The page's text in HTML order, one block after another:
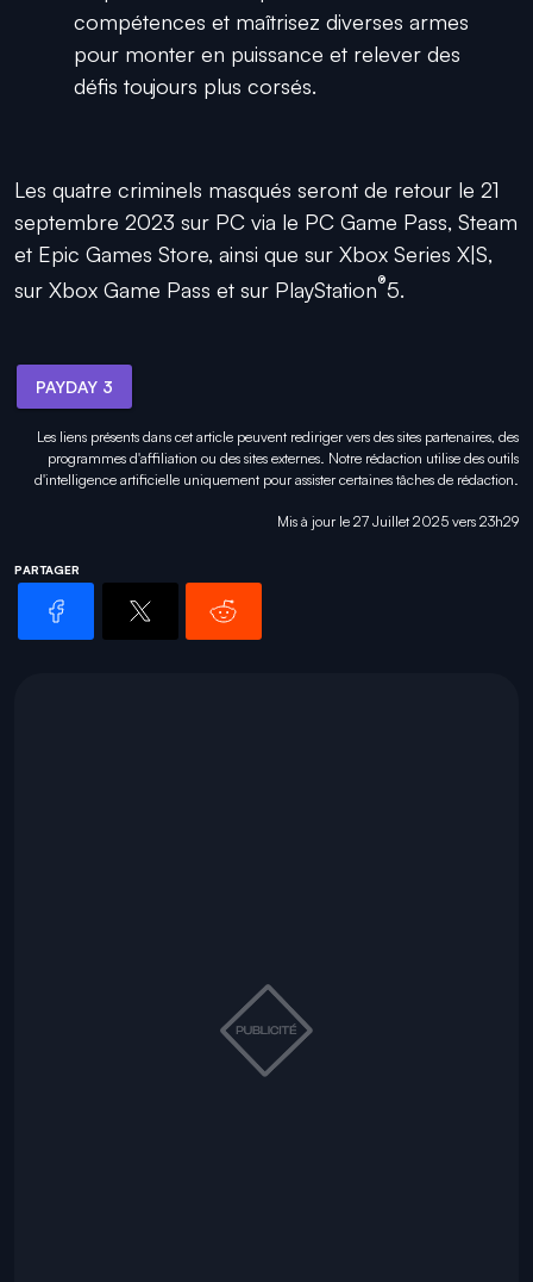
compétences et maîtrisez diverses armes
pour monter en puissance et relever des
défis toujours plus corsés.
Les quatre criminels masqués seront de retour le 21
septembre 2023 sur PC via le PC Game Pass, Steam
et Epic Games Store, ainsi que sur Xbox Series X|S,
sur Xbox Game Pass et sur PlayStation®5.
PAYDAY 3
Les liens présents dans cet article peuvent rediriger vers des sites partenaires, des
programmes d'affiliation ou des sites externes. Notre rédaction utilise des outils
d'intelligence artificielle uniquement pourassister certaines tâches de rédaction.
Mis à jour le 27 Juillet 2025 vers 23h29
PARTAGER